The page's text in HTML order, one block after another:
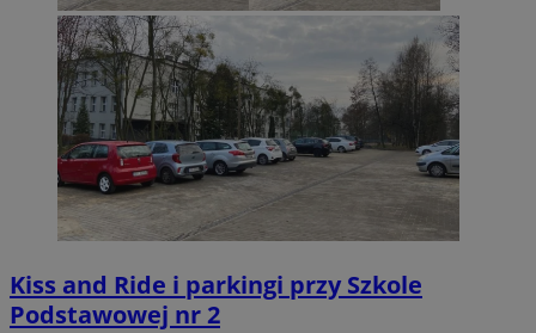
Kiss and Ride i parkingi przy Szkole
Podstawowej nr 2